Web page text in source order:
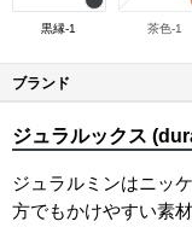
黒縁-1 茶色-1
ブランド
ジュラルックス
ジュラルミンはニッ
方でもかけやすい素